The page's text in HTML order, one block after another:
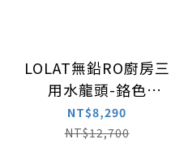
LOLAT無鉛RO廚房三
用水龍頭-鉻色
KRP2268LF
NT$8,290
NT$12,700